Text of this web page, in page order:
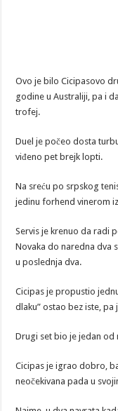
Ovo je bilo Cicipasovo
godine u Australiji, pa i
trofej.
Duel je počeo dosta
viđeno pet brejk lopti.
Na sreću po srpskog
jedinu forhend vinerom
Servis je krenuo da radi
Novaka do naredna dva
u poslednja dva.
Cicipas je propustio
dlaku” ostao bez iste,
Drugi set bio je jedan od
Cicipas je igrao dobro,
neočekivana pada u